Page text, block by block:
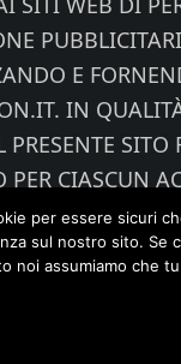
E
IN
SITO
PER CIASCUN
per essere sicuri
sul nostro sito. Se
noi assumiamo che